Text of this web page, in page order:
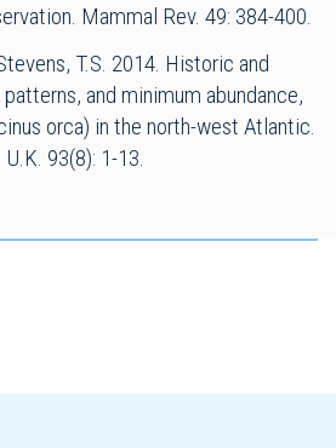
Mammal Rev. 49: 384-400.
T.S. 2014. Historic and
and minimum abundance,
orca) in the north-west Atlantic.
93(8): 1-13.